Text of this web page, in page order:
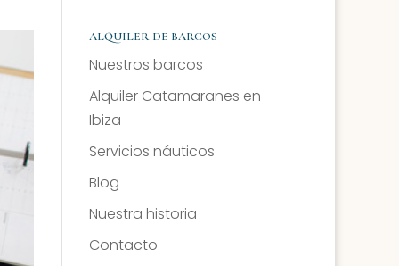
ALQUILER DE BARCOS
Nuestros barcos
Alquiler Catamaranes en
Ibiza
Servicios náuticos
Blog
Nuestra historia
Contacto